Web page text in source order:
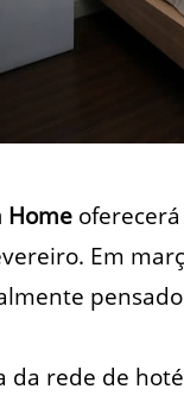
Homeoferecerá
Em
da rede de